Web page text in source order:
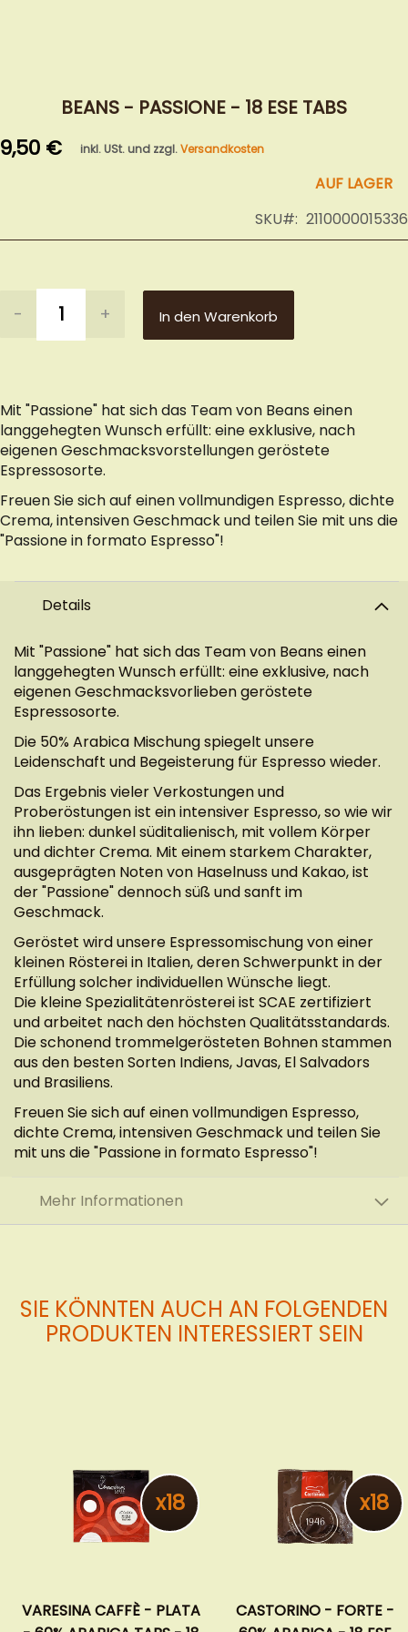
Bildergalerie
BEANS - PASSIONE - 18 ESE TABS
9,50 € inkl. USt. und zzgl.Versandkosten
AUF LAGER
SKU
2110000015336
- + In den Warenkorb
Mit "Passione" hat sich das Team von Beans einen
langgehegten Wunsch erfüllt: eine exklusive, nach
eigenen Geschmacksvorstellungen geröstete
Espressosorte.
Freuen Sie sich auf einen vollmundigen Espresso, dichte
Crema, intensiven Geschmack und teilen Sie mit uns die
"Passione in formato Espresso"!
Details
Mit "Passione" hat sich das Team von Beans einen
langgehegten Wunsch erfüllt: eine exklusive, nach
eigenen Geschmacksvorlieben geröstete
Espressosorte.
Die 50% Arabica Mischung spiegelt unsere
Leidenschaft und Begeisterung für Espresso wieder.
Das Ergebnis vieler Verkostungen und
Proberöstungen ist ein intensiver Espresso, so wie wir
ihn lieben: dunkel süditalienisch, mit vollem Körper
und dichter Crema. Mit einem starkem Charakter,
ausgeprägten Noten von Haselnuss und Kakao, ist
der "Passione" dennoch süß und sanft im
Geschmack.
Geröstet wird unsere Espressomischung von einer
kleinen Rösterei in Italien, deren Schwerpunkt in der
Erfüllung solcher individuellen Wünsche liegt.
Die kleine Spezialitätenrösterei ist SCAE zertifiziert
und arbeitet nach den höchsten Qualitätsstandards.
Die schonend trommelgerösteten Bohnen stammen
aus den besten Sorten Indiens, Javas, El Salvadors
und Brasiliens.
Freuen Sie sich auf einen vollmundigen Espresso,
dichte Crema, intensiven Geschmack und teilen Sie
mit uns die "Passione in formato Espresso"!
Mehr Informationen
SIE KÖNNTEN AUCH AN FOLGENDEN
PRODUKTEN INTERESSIERT SEIN
x18
VARESINA CAFFÈ - PLATA
x18
CASTORINO - FORTE -